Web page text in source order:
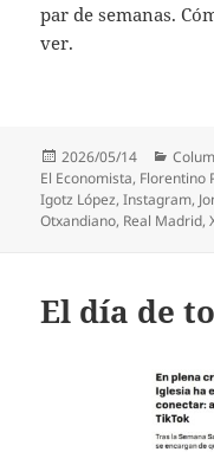
par de semanas.
ver.
Publicado
el
2026/05/14
El Economista, Florentino
Igotz López,Instagram,
Otxandiano, Real Madrid,
El día de